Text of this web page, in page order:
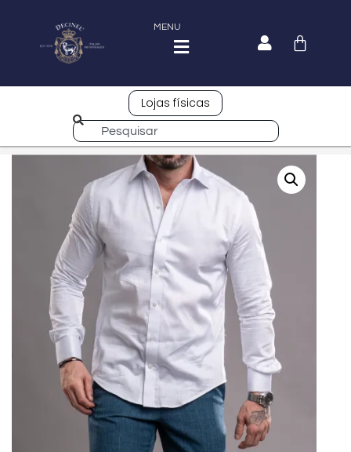
MENU
Lojas físicas